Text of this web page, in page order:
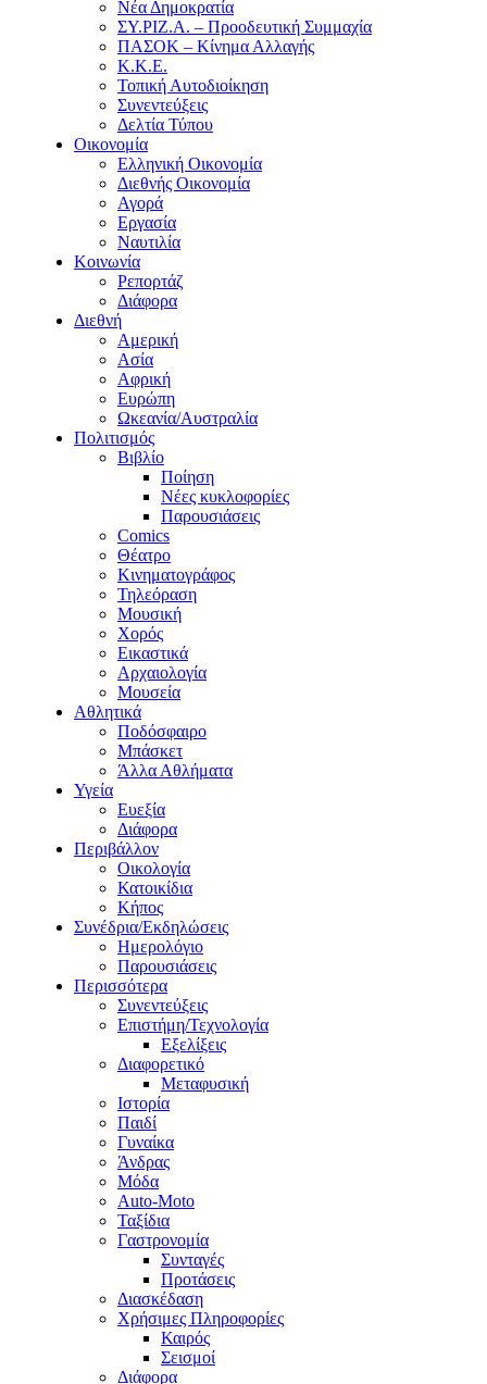
Νέα Δημοκρατία
ΣΥ.ΡΙΖ.Α. – Προοδευτική Συμμαχία
ΠΑΣΟΚ – Κίνημα Αλλαγής
Κ.Κ.Ε.
Τοπική Αυτοδιοίκηση
Συνεντεύξεις
Δελτία Τύπου
Οικονομία
Ελληνική Οικονομία
Διεθνής Οικονομία
Αγορά
Εργασία
Ναυτιλία
Κοινωνία
Ρεπορτάζ
Διάφορα
Διεθνή
Αμερική
Ασία
Αφρική
Ευρώπη
Ωκεανία/Αυστραλία
Πολιτισμός
Βιβλίο
Ποίηση
Νέες κυκλοφορίες
Παρουσιάσεις
Comics
Θέατρο
Κινηματογράφος
Τηλεόραση
Μουσική
Χορός
Εικαστικά
Αρχαιολογία
Μουσεία
Αθλητικά
Ποδόσφαιρο
Μπάσκετ
Άλλα Αθλήματα
Υγεία
Ευεξία
Διάφορα
Περιβάλλον
Οικολογία
Κατοικίδια
Κήπος
Συνέδρια/Εκδηλώσεις
Ημερολόγιο
Παρουσιάσεις
Περισσότερα
Συνεντεύξεις
Επιστήμη/Τεχνολογία
Εξελίξεις
Διαφορετικό
Μεταφυσική
Ιστορία
Παιδί
Γυναίκα
Άνδρας
Μόδα
Auto-Moto
Ταξίδια
Γαστρονομία
Συνταγές
Προτάσεις
Διασκέδαση
Χρήσιμες Πληροφορίες
Καιρός
Σεισμοί
Διάφορα